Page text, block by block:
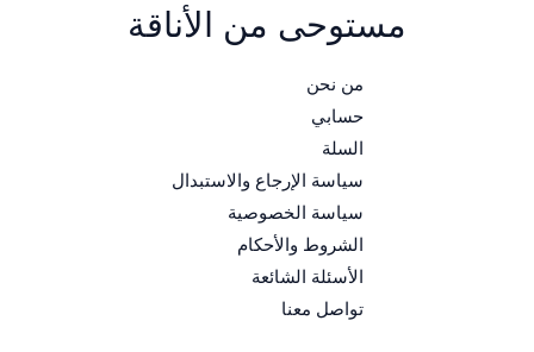
مستوحى من الأناقة
من نحن
حسابي
السلة
سياسة الإرجاع والاستبدال
سياسة الخصوصية
الشروط والأحكام
الأسئلة الشائعة
تواصل معنا